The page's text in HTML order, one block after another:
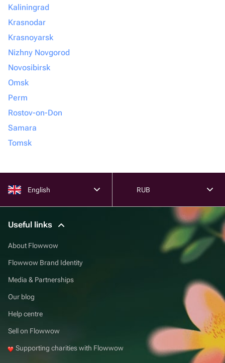
Kaliningrad
Krasnodar
Krasnoyarsk
Nizhny Novgorod
Novosibirsk
Omsk
Perm
Rostov-on-Don
Samara
Tomsk
English RUB
Useful links
About Flowwow
Flowwow Brand Identity
Media & Partnerships
Our blog
Help centre
Sell on Flowwow
Supporting charities with Flowwow